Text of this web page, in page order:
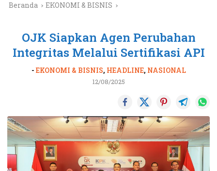
Beranda EKONOMI & BISNIS
OJK Siapkan Agen Perubahan
Integritas Melalui Sertifikasi API
- EKONOMI & BISNIS, HEADLINE, NASIONAL
12/08/2025